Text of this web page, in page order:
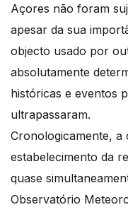
Açores não foram
apesar da sua
objecto usado por
absolutamente
históricas e eventos
ultrapassaram.
Cronologicamente, a
estabelecimento da
quase
Observatório